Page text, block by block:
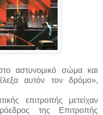
αστυνομικό σώμα και
αυτόν τον δρόμο»,
επιτροπής μετείχαν
της Επιτροπής